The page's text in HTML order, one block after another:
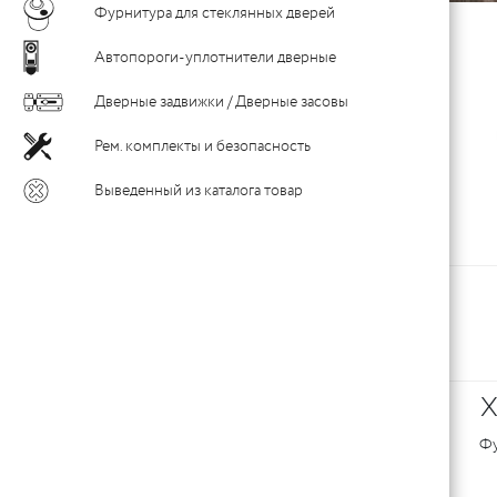
c
Фурнитура для стеклянных дверей
Автопороги-уплотнители дверные
c
Дверные задвижки / Дверные засовы
Рем. комплекты и безопасность
Выведенный из каталога товар